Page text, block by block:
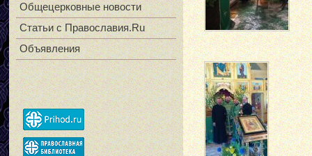
Общецерковные новости
Статьи с Православия.Ru
Объявления